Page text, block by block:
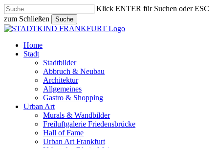
Skip
to
main
content
Klick ENTER für Suchen oder ESC
zum Schließen
Suche
Close
search
Menu
Home
Stadt
Stadtbilder
Abbruch & Neubau
Architektur
Allgemeines
Gastro & Shopping
Urban Art
Murals & Wandbilder
Freiluftgalerie Friedensbrücke
Hall of Fame
Urban Art Frankfurt